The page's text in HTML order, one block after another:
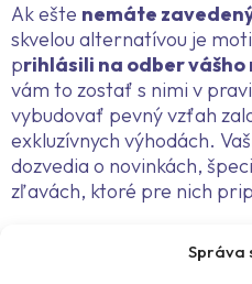
Správa
Ak ešte nemáte
skvelou alternatívou je
prihlásili na odber
vám to zostať s nimi v
vybudovať pevný vzťah
exkluzívnych výhodách.
dozvedia o novinkách,
zľavách, ktoré pre nich
Navyše im môžete